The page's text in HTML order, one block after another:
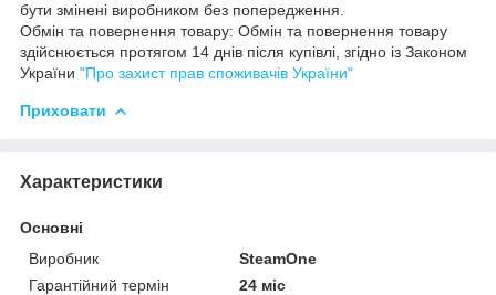
бути змінені виробником без попередження.
Обмін та повернення товару: Обмін та повернення товару
здійснюється протягом 14 днів після купівлі, згідно із Законом
України "Про захист прав споживачів України"
Приховати
Характеристики
Основні
Виробник
SteamOne
Гарантійний термін
24 міс